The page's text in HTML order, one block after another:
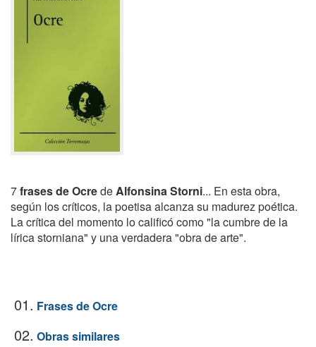
7frases de OcredeAlfonsina Storni... En esta obra,
según los críticos, la poetisa alcanza su madurez poética.
La crítica del momento lo calificó como "la cumbre de la
lírica storniana" y una verdadera "obra de arte".
01. Frases de Ocre
02. Obras similares